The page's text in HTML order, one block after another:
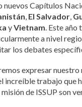
nuevos Capítulos
, El Salvador,
yVietnam. Este año
a nivel
los debates
expresar
increíble trabajo que
misión de ISSUP son